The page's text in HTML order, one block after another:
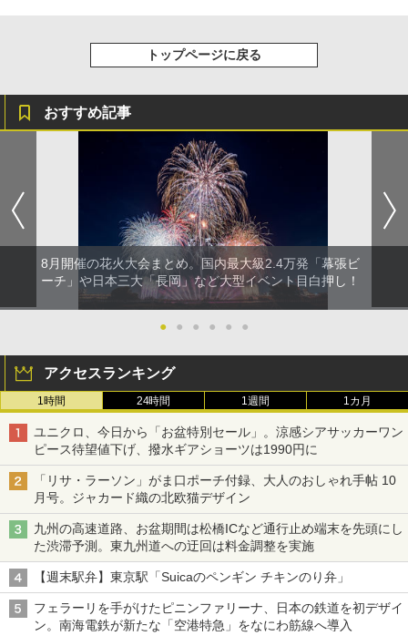
トップページに戻る
おすすめ記事
8月開催の花火大会まとめ。国内最大級2.4万発「幕張ビ
ーチ」や日本三大「長岡」など大型イベント目白押し！
● ● ● ● ● ●
アクセスランキング
1時間 24時間 1週間 1カ月
ユニクロ、今日から「お盆特別セール」。涼感シアサッカーワン
ピース待望値下げ、撥水ギアショーツは1990円に
「リサ・ラーソン」がま口ポーチ付録、大人のおしゃれ手帖 10
月号。ジャカード織の北欧猫デザイン
九州の高速道路、お盆期間は松橋ICなど通行止め端末を先頭にし
た渋滞予測。東九州道への迂回は料金調整を実施
【週末駅弁】東京駅「Suicaのペンギン チキンのり弁」
フェラーリを手がけたピニンファリーナ、日本の鉄道を初デザイ
ン。南海電鉄が新たな「空港特急」をなにわ筋線へ導入